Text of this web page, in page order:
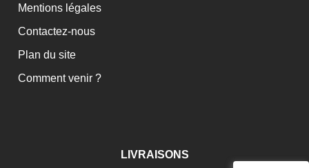
Mentions légales
Contactez-nous
Plan du site
Comment venir ?
LIVRAISONS